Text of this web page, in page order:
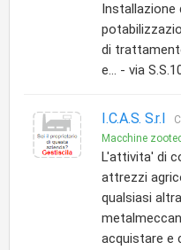
Installazione
di
e... - via
I.C.A.S. S.r.l
Macchine
L'attivita' di
attrezzi
qualsiasi
acquistare e